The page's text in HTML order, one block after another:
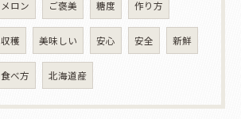
メロン ご褒美 糖度 作り方
収穫 美味しい 安心 安全 新鮮
食べ方 北海道産